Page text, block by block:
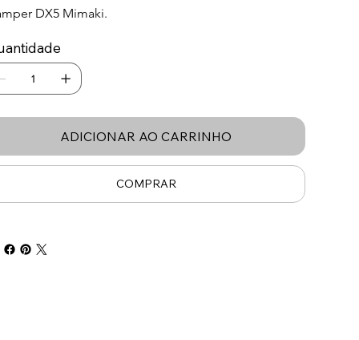
DX5 Mimaki.
ADICIONAR AO CARRINHO
COMPRAR